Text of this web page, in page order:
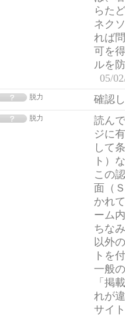
らた
ネク
れば
可を
ルを
05/
脱力 確認
脱力
読ん
ジに
して
ト）
この
面（
かれ
ーム
ちな
以外
トを
一般
「掲
れが
サイ